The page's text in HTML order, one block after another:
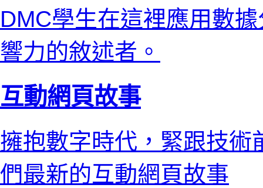
DMC學生在這裡應用數
響力的敘述者。
互動網頁故事
擁抱數字時代，緊跟技術
們最新的互動網頁故事